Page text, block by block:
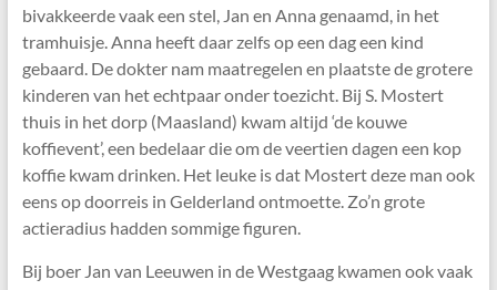
bivakkeerde vaak een stel, Jan en Anna genaamd, in het
tramhuisje. Anna heeft daar zelfs op een dag een kind
gebaard. De dokter nam maatregelen en plaatste de grotere
kinderen van het echtpaar onder toezicht. Bij S. Mostert
thuis in het dorp (Maasland) kwam altijd ‘de kouwe
koffievent’, een bedelaar die om de veertien dagen een kop
koffie kwam drinken. Het leuke is dat Mostert deze man ook
eens op doorreis in Gelderland ontmoette. Zo’n grote
actieradius hadden sommige figuren.
Bij boer Jan van Leeuwen in de Westgaag kwamen ook vaak